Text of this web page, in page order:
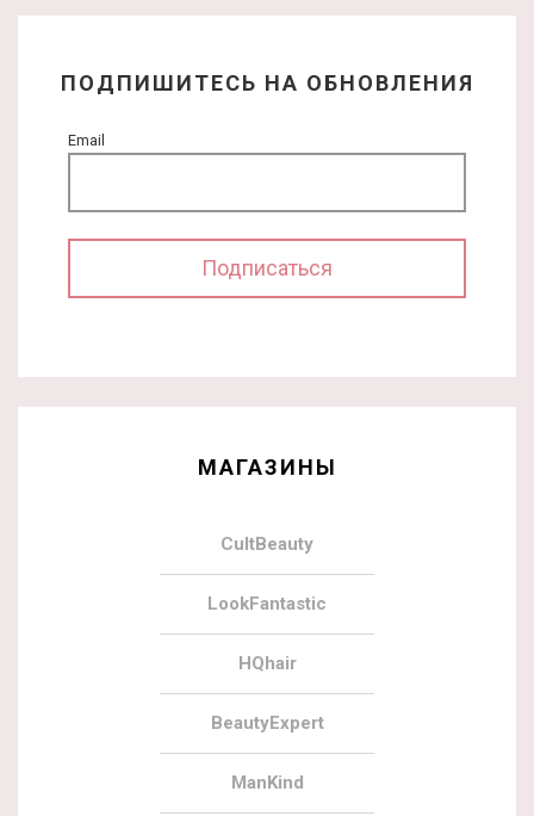
ПОДПИШИТЕСЬ НА ОБНОВЛЕНИЯ
Email
МАГАЗИНЫ
CultBeauty
LookFantastic
HQhair
BeautyExpert
ManKind